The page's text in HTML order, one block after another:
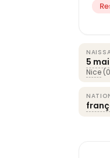
5 mai
Nice